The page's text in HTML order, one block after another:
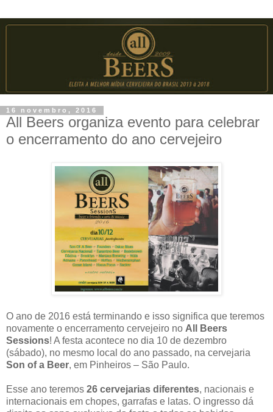
16 novembro, 2016
All Beers organiza evento para celebrar
o encerramento do ano cervejeiro
O ano de 2016 está terminando e isso significa que teremos
novamente o encerramento cervejeiro no All Beers
Sessions! A festa acontece no dia 10 de dezembro
(sábado), no mesmo local do ano passado, na cervejaria
Son of a Beer, em Pinheiros – São Paulo.
Esse ano teremos 26 cervejarias diferentes, nacionais e
internacionais em chopes, garrafas e latas. O ingresso dá